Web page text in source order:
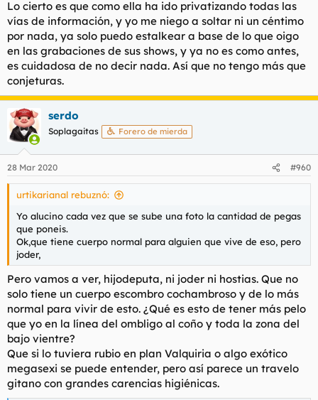
Lo cierto es que como ella ha ido privatizando todas las
vías de información, y yo me niego a soltar ni un céntimo
por nada, ya solo puedo estalkear a base de lo que oigo
en las grabaciones de sus shows, y ya no es como antes,
es cuidadosa de no decir nada. Así que no tengo más que
conjeturas.
serdo
Soplagaitas Forero de mierda
28 Mar 2020 #960
urtikarianal rebuznó:
Yo alucino cada vez que se sube una foto la cantidad de pegas
que poneis.
Ok,que tiene cuerpo normal para alguien que vive de eso, pero
joder,
Pero vamos a ver, hijodeputa, ni joder ni hostias. Que no
solo tiene un cuerpo escombro cochambroso y de lo más
normal para vivir de esto. ¿Qué es esto de tener más pelo
que yo en la línea del ombligo al coño y toda la zona del
bajo vientre?
Que si lo tuviera rubio en plan Valquiria o algo exótico
megasexi se puede entender, pero así parece un travelo
gitano con grandes carencias higiénicas.